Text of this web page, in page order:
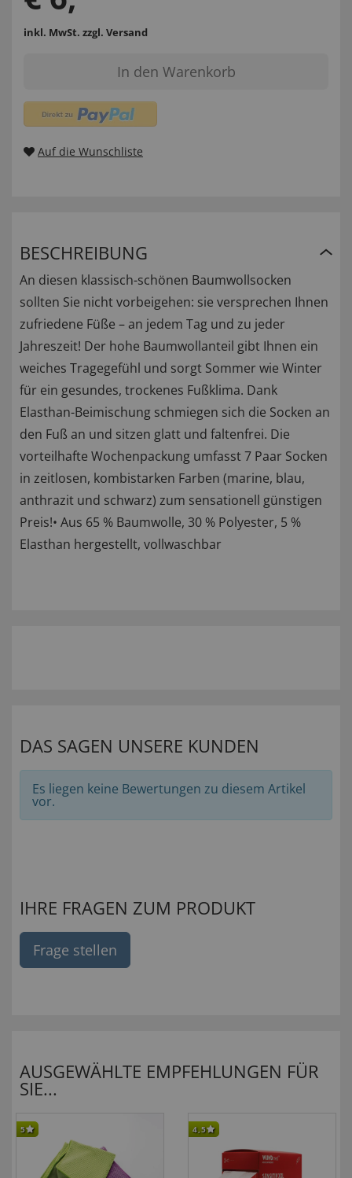
inkl. MwSt. zzgl. Versand
In den Warenkorb
Auf die Wunschliste
BESCHREIBUNG
An diesen klassisch-schönen Baumwollsocken
sollten Sie nicht vorbeigehen: sie versprechen Ihnen
zufriedene Füße – an jedem Tag und zu jeder
Jahreszeit! Der hohe Baumwollanteil gibt Ihnen ein
weiches Tragegefühl und sorgt Sommer wie Winter
für ein gesundes, trockenes Fußklima. Dank
Elasthan-Beimischung schmiegen sich die Socken an
den Fuß an und sitzen glatt und faltenfrei. Die
vorteilhafte Wochenpackung umfasst 7 Paar Socken
in zeitlosen, kombistarken Farben (marine, blau,
anthrazit und schwarz) zum sensationell günstigen
Preis!• Aus 65 % Baumwolle, 30 % Polyester, 5 %
Elasthan hergestellt, vollwaschbar
DAS SAGEN UNSERE KUNDEN
Es liegen keine Bewertungen zu diesem Artikel
vor.
IHRE FRAGEN ZUM PRODUKT
Frage stellen
AUSGEWÄHLTE EMPFEHLUNGEN FÜR
SIE...
5 4,5